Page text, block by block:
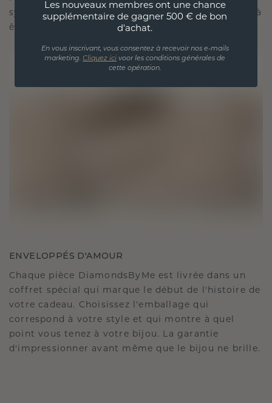
symbole d'amour et de moments chéris, destinée à
être portée et chérie pour toujours.
ENVELOPPÉS D'AMOUR
Chaque pièce DiamondsByMe est livrée dans un
coffret spécial qui marque le début de l'histoire de
votre cadeau. Choisissez l'emballage qui
correspond à votre style et qui montre à quel
point vous tenez à votre bijou. La garantie
d'impressionner avant même que le bijou ne brille.
Les nouveaux membres ont une chance
supplémentaire de gagner 500 € de bon
d'achat.
En vous inscrivant, vous consentez à recevoir nos e-mails
marketing. Cliquez ici voor les conditions générales de
cette opération.